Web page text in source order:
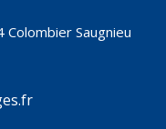
Saugnieu